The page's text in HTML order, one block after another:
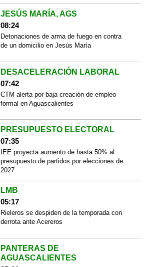
JESÚS MARÍA, AGS
08:24
Detonaciones de arma de fuego en contra
de un domicilio en Jesús María
DESACELERACIÓN LABORAL
07:42
CTM alerta por baja creación de empleo
formal en Aguascalientes
PRESUPUESTO ELECTORAL
07:35
IEE proyecta aumento de hasta 50% al
presupuesto de partidos por elecciones de
2027
LMB
05:17
Rieleros se despiden de la temporada con
derrota ante Acereros
PANTERAS DE
AGUASCALIENTES